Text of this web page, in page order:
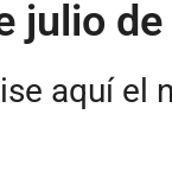
julio
aquí el